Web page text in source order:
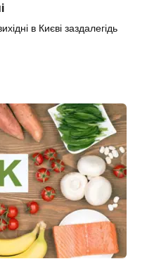
в Києві заздалегідь